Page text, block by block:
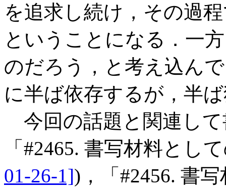
を追求し続け，その過
ということになる．一
のだろう，と考え込ん
に半ば依存するが，半
今回の話題と関連し
「#2465. 書写材料とし
01-26-1])，「#2456. 書